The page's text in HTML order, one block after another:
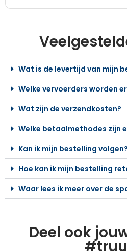
Wat is de levertijd van mijn
Welke vervoerders worden
Wat zijn de verzendkosten?
Welke betaalmethodes zijn
Kan ik mijn bestelling volgen?
Hoe kan ik mijn bestelling
Waar lees ik meer over de
Deel ook